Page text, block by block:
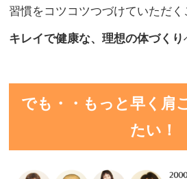
習慣をコツコツつづけていただく
キレイで健康な、理想の体づくり
でも・・もっと早く肩
たい！